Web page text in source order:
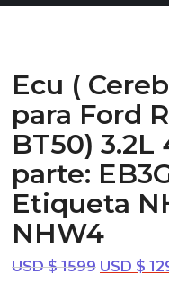
Ecu (
para Ford
BT50) 3.2L
parte:
Etiqueta
NHW4
USD $1599 El
USD $